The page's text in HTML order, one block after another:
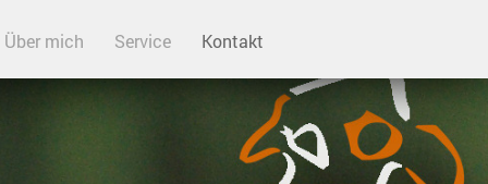
Über mich Service Kontakt